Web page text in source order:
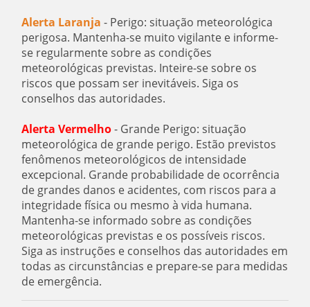
Alerta Laranja - Perigo: situação meteorológica
perigosa. Mantenha-se muito vigilante e informe-
se regularmente sobre as condições
meteorológicas previstas. Inteire-se sobre os
riscos que possam ser inevitáveis. Siga os
conselhos das autoridades.
Alerta Vermelho- Grande Perigo: situação
meteorológica de grande perigo. Estão previstos
fenômenos meteorológicos de intensidade
excepcional. Grande probabilidade de ocorrência
de grandes danos e acidentes, com riscos para a
integridade física ou mesmo à vida humana.
Mantenha-se informado sobre as condições
meteorológicas previstas e os possíveis riscos.
Siga as instruções e conselhos das autoridades em
todas as circunstâncias e prepare-se para medidas
de emergência.